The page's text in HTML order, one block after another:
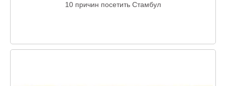
10 причин посетить Стамбул